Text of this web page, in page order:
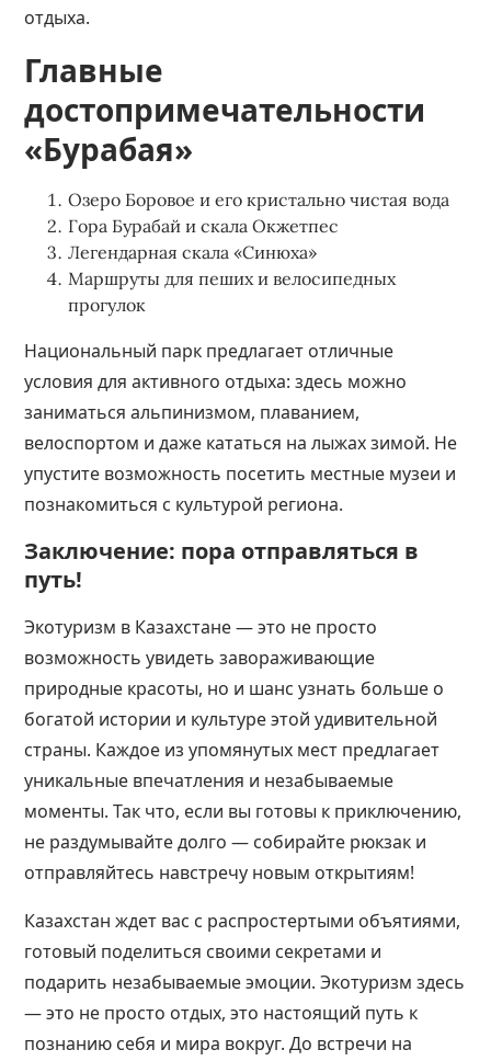
отдыха.
Главные
достопримечательности
«Бурабая»
Озеро Боровое и его кристально чистая вода
Гора Бурабай и скала Окжетпес
Легендарная скала «Синюха»
Маршруты для пеших и велосипедных
прогулок
Национальный парк предлагает отличные
условия для активного отдыха: здесь можно
заниматься альпинизмом, плаванием,
велоспортом и даже кататься на лыжах зимой. Не
упустите возможность посетить местные музеи и
познакомиться с культурой региона.
Заключение: пора отправляться в
путь!
Экотуризм в Казахстане — это не просто
возможность увидеть завораживающие
природные красоты, но и шанс узнать больше о
богатой истории и культуре этой удивительной
страны. Каждое из упомянутых мест предлагает
уникальные впечатления и незабываемые
моменты. Так что, если вы готовы к приключению,
не раздумывайте долго — собирайте рюкзак и
отправляйтесь навстречу новым открытиям!
Казахстан ждет вас с распростертыми объятиями,
готовый поделиться своими секретами и
подарить незабываемые эмоции. Экотуризм здесь
— это не просто отдых, это настоящий путь к
познанию себя и мира вокруг. До встречи на